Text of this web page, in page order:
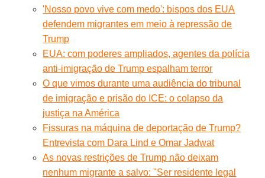
'Nosso povo vive com medo': bispos dos EUA
defendem migrantes em meio à repressão de
Trump
EUA: com poderes ampliados, agentes da polícia
anti-imigração de Trump espalham terror
O que vimos durante uma audiência do tribunal
de imigração e prisão do ICE: o colapso da
justiça na América
Fissuras na máquina de deportação de Trump?
Entrevista com Dara Lind e Omar Jadwat
As novas restrições de Trump não deixam
nenhum migrante a salvo: "Ser residente legal